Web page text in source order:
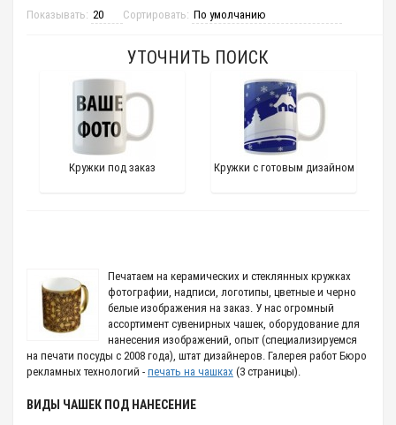
Показывать: Сортировать:
УТОЧНИТЬ ПОИСК
Кружки под заказ Кружки с готовым дизайном
Печатаем на керамических и стеклянных кружках
фотографии, надписи, логотипы, цветные и черно
белые изображения на заказ. У нас огромный
ассортимент сувенирных чашек, оборудование для
нанесения изображений, опыт (специализируемся
на печати посуды с 2008 года), штат дизайнеров. Галерея работ Бюро
рекламных технологий - печать на чашках (3 страницы).
ВИДЫ ЧАШЕК ПОД НАНЕСЕНИЕ